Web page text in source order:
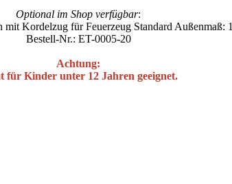
Optional im Shop verfügbar:
mit Kordelzug für Feuerzeug Standard Außenmaß:
Bestell-Nr.: ET-0005-20
Achtung:
für Kinder unter 12 Jahren geeignet.